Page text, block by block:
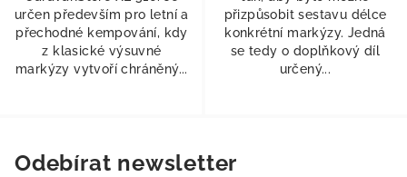
určen především pro letní a
přechodné kempování, kdy
z klasické výsuvné
markýzy vytvoří chráněný...
přizpůsobit sestavu délce
konkrétní markýzy. Jedná
se tedy o doplňkový díl
určený...
Odebírat newsletter